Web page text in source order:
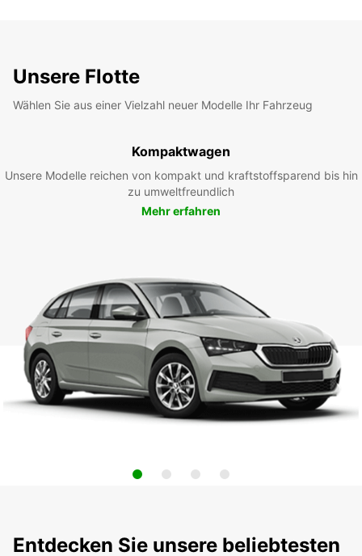
Unsere Flotte
Wählen Sie aus einer Vielzahl neuer Modelle Ihr Fahrzeug
Kompaktwagen
Unsere Modelle reichen von kompakt und kraftstoffsparend bis hin
zu umweltfreundlich
Mehr erfahren
Entdecken Sie unsere beliebtesten